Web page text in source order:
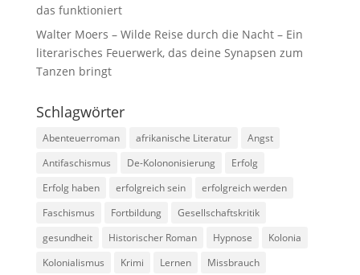
das funktioniert
Walter Moers – Wilde Reise durch die Nacht – Ein
literarisches Feuerwerk, das deine Synapsen zum
Tanzen bringt
Schlagwörter
Abenteuerroman afrikanische Literatur
Angst
Antifaschismus
De-Kolononisierung
Erfolg
Erfolg haben
erfolgreich sein
erfolgreich werden
Faschismus
Fortbildung
Gesellschaftskritik
gesundheit
Historischer Roman Hypnose
Kolonia
Kolonialismus
Krimi Lernen
Missbrauch